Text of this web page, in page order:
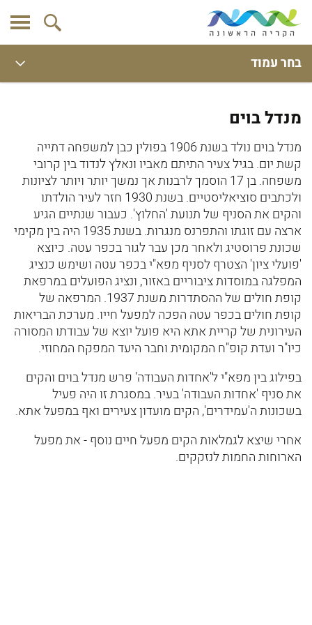
בחר עמוד
מנדל בוים
מנדל בוים נולד בשנת 1906 בפולין כבן למשפחה דתייה
קשת יום. בגיל צעיר התיתם מאביו ונאלץ לנדוד בין קרובי
משפחה. בן 17 הוסמך לרבנות אך נמשך יותר ויותר לציונות
ולכתבים סוציאליסטיים. בשנת 1930 חזר לעיר הולדתו
והקים את הסניף של תנועת 'החלוץ'. כעבור שנתיים הגיע
ארצה עם זוגתו והתפרנס מנגרות. בשנת 1935 היה בין מקימי
שכונת פרוסטיג ולאחר מכן עבר לגור בכפר עטה. כיוצא
'פועלי ציון' הצטרף לסניף מפא"י בכפר עטה ושימש כנציג
המפלגה במוסדות ציבוריים באזור, ונציג הפועלים במרפאת
קופת חולים של ההסתדרות משנת 1937. המרפאה של
קופת חולים בכפר עטה הפכה למפעל חייו. מערכת הבריאות
העירונית של קריית אתא היא פועל יוצא של עבודתו המסורה
כיו"ר ועדת קופ"ח המקומית וחבר היעד המפקח המחוזי.
בפילוג בין מפא"י ל'אחדות העבודה' פרש מנדל בוים והקים
את סניף 'אחדות העבודה' בעיר. במסגרת זו היה פעיל
בשכונות ה'עמידרים', הקים מועדון צעירים ואף במפעל אתא.
אחרי שיצא לגמלאות הקים מפעל חיים נוסף - את מפעל
הארוחות החמות לנזקקים.